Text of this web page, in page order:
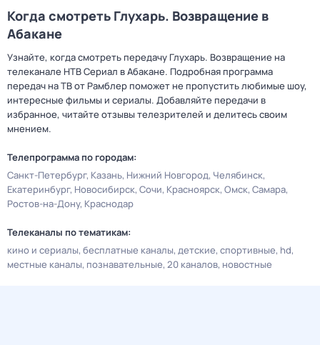
Когда смотреть Глухарь. Возвращение в
Абакане
Узнайте, когда смотреть передачу Глухарь. Возвращение на
телеканале НТВ Сериал в Абакане. Подробная программа
передач на ТВ от Рамблер поможет не пропустить любимые шоу,
интересные фильмы и сериалы. Добавляйте передачи в
избранное, читайте отзывы телезрителей и делитесь своим
мнением.
Телепрограмма по городам:
Санкт-Петербург Казань Нижний Новгород Челябинск
Екатеринбург Новосибирск Сочи Красноярск Омск Самара
Ростов-на-Дону Краснодар
Телеканалы по тематикам:
кино и сериалы бесплатные каналы детские спортивные hd
местные каналы познавательные 20 каналов новостные